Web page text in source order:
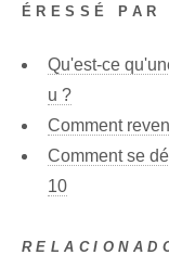
ÉRESSÉ PAR
Qu'est-ce
u ?
Comment
Comment se
10